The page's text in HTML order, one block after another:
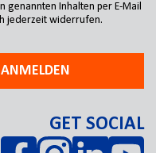
Inhalten per E-Mail
jederzeit widerrufen.
GET SOCIAL